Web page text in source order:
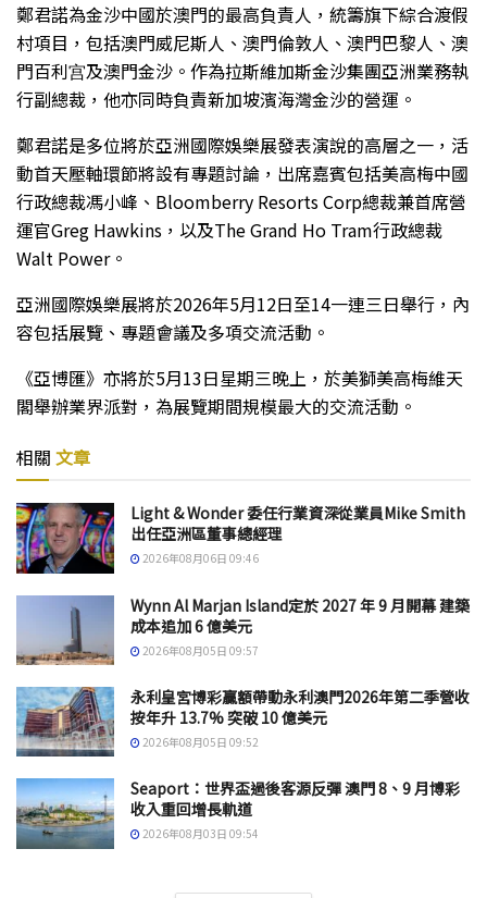
鄭君諾為金沙中國於澳門的最高負責人，統籌旗下綜合渡假
村項目，包括澳門威尼斯人、澳門倫敦人、澳門巴黎人、澳
門百利宫及澳門金沙。作為拉斯維加斯金沙集團亞洲業務執
行副總裁，他亦同時負責新加坡濱海灣金沙的營運。
鄭君諾是多位將於亞洲國際娛樂展發表演說的高層之一，活
動首天壓軸環節將設有專題討論，出席嘉賓包括美高梅中國
行政總裁馮小峰、Bloomberry Resorts Corp總裁兼首席營
運官Greg Hawkins，以及The Grand Ho Tram行政總裁
Walt Power。
亞洲國際娛樂展將於2026年5月12日至14一連三日舉行，內
容包括展覽、專題會議及多項交流活動。
《亞博匯》亦將於5月13日星期三晚上，於美獅美高梅維天
閣舉辦業界派對，為展覽期間規模最大的交流活動。
相關 文章
Light & Wonder 委任行業資深從業員Mike Smith
出任亞洲區董事總經理
2026年08月06日 09:46
Wynn Al Marjan Island定於 2027 年 9 月開幕 建築
成本追加 6 億美元
2026年08月05日 09:57
永利皇宮博彩贏額帶動永利澳門2026年第二季營收
按年升 13.7% 突破 10 億美元
2026年08月05日 09:52
Seaport：世界盃過後客源反彈 澳門 8、9 月博彩
收入重回增長軌道
2026年08月03日 09:54